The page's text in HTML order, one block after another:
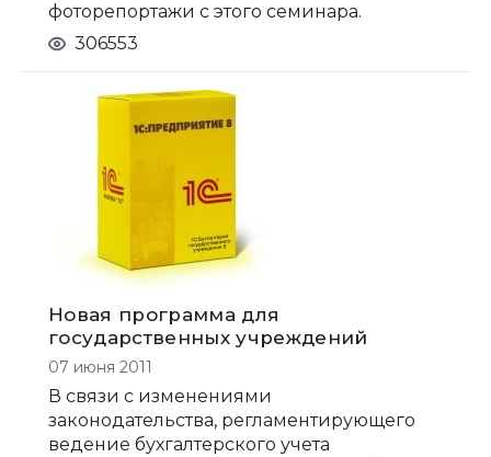
фоторепортажи с этого семинара.
306553
Новая программа для
государственных учреждений
07 июня 2011
В связи с изменениями
законодательства, регламентирующего
ведение бухгалтерского учета